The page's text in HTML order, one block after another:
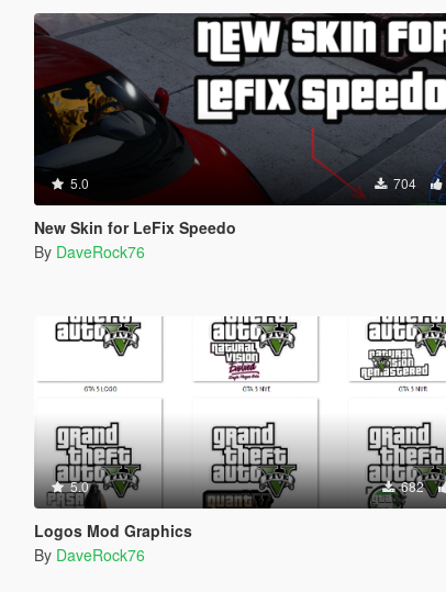
5.0 704
New Skin for LeFix Speedo
By DaveRock76
5.0 682
Logos Mod Graphics
By DaveRock76